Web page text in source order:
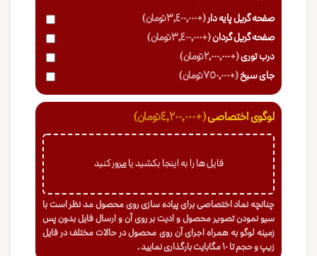
صفحه گریل پایه دار(+3,400,000 تومان)
صفحه گریل گردان(+3,400,000 تومان)
درب توری(+2,000,000 تومان)
جای سیخ(+750,000 تومان)
لوگوی اختصاصی(+4,200,000 تومان)
فایل ها را به اینجا بکشید یامرورکنید
چنانچه نماد اختصاصی برای پیاده سازی روی محصول مد نظر است با
سیو نمودن تصویر محصول و ادیت بر روی آن و ارسال فایل بدون پس
زمینه لوگو به همراه اجرای آن روی محصول در حالات مختلف در فایل
زیپ و حجم تا 10 مگابایت بارگذاری نمایید .